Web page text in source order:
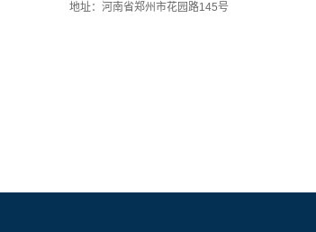
地址：河南省郑州市花园路145号